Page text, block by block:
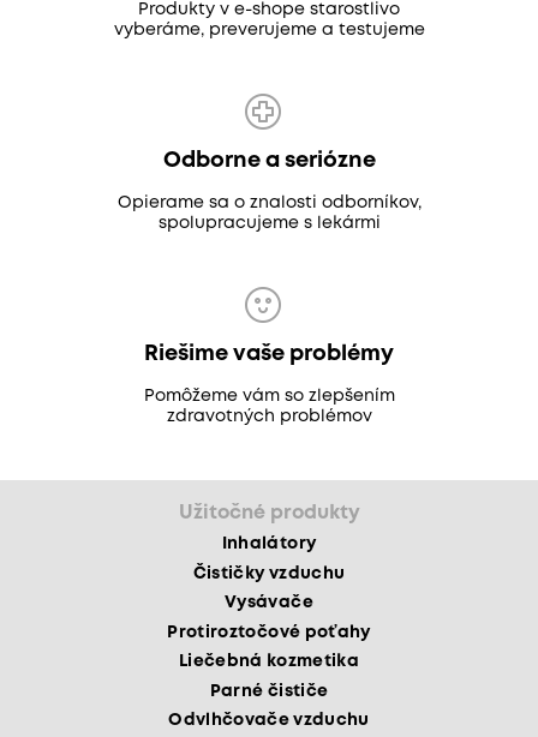
Produkty v e-shope starostlivo
vyberáme, preverujeme a testujeme
Odborne a seriózne
Opierame sa o znalosti odborníkov,
spolupracujeme s lekármi
Riešime vaše problémy
Pomôžeme vám so zlepšením
zdravotných problémov
Užitočné produkty
Inhalátory
Čističky vzduchu
Vysávače
Protiroztočové poťahy
Liečebná kozmetika
Parné čističe
Odvlhčovače vzduchu